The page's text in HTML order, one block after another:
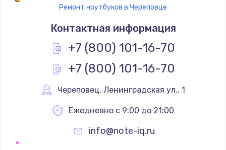
Ремонт ноутбуков в Череповце
Контактная информация
+7 (800) 101-16-70
+7 (800) 101-16-70
Череповец, Ленинградская ул., 1
Ежедневно с 9:00 до 21:00
info@note-iq.ru